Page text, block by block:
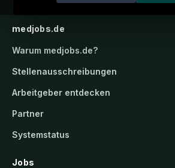
medjobs.de
Warum medjobs.de?
Stellenausschreibungen
Arbeitgeber entdecken
Partner
Systemstatus
Jobs